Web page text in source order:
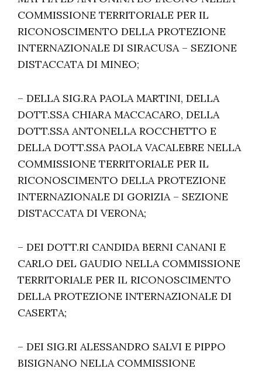
COMMISSIONE TERRITORIALE PER IL
RICONOSCIMENTO DELLA PROTEZIONE
INTERNAZIONALE DI SIRACUSA – SEZIONE
DISTACCATA DI MINEO;
– DELLA SIG.RA PAOLA MARTINI, DELLA
DOTT.SSA CHIARA MACCACARO, DELLA
DOTT.SSA ANTONELLA ROCCHETTO E
DELLA DOTT.SSA PAOLA VACALEBRE NELLA
COMMISSIONE TERRITORIALE PER IL
RICONOSCIMENTO DELLA PROTEZIONE
INTERNAZIONALE DI GORIZIA – SEZIONE
DISTACCATA DI VERONA;
– DEI DOTT.RI CANDIDA BERNI CANANI E
CARLO DEL GAUDIO NELLA COMMISSIONE
TERRITORIALE PER IL RICONOSCIMENTO
DELLA PROTEZIONE INTERNAZIONALE DI
CASERTA;
– DEI SIG.RI ALESSANDRO SALVI E PIPPO
BISIGNANO NELLA COMMISSIONE